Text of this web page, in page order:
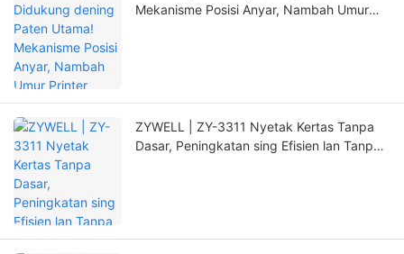
Mekanisme Posisi Anyar, Nambah Umur
ZYWELL | ZY-3311 Nyetak Kertas Tanpa
Dasar, Peningkatan sing Efisien lan Tanpa